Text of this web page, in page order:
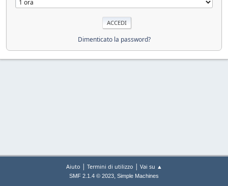
Dimenticato la password?
Aiuto | Termini di utilizzo | Vai su ▲
SMF 2.1.4 © 2023, Simple Machines